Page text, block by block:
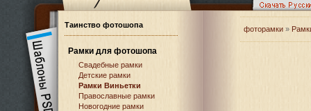
Таинство фотошопа
Рамки для фотошопа
Свадебные рамки
Детские рамки
Рамки Виньетки
Православные рамки
Новогодние рамки
фоторамки »